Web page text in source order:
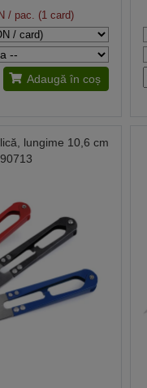
/ pac. (1 card)
Adaugă în coș
lungime 10,6 cm